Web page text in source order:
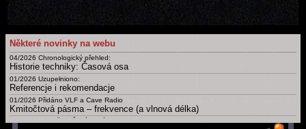
Některé novinky na webu
04/2026 Chronologický přehled:
Historie techniky: Časová osa
01/2026 Uzupełniono:
Referencje i rekomendacje
01/2026 Přidáno VLF a Cave Radio
Kmitočtová pásma – frekvence (a vlnová délka)